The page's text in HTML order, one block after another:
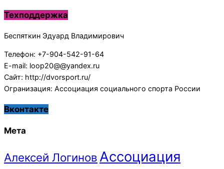
Техподдержка
Беспяткин Эдуард Владимирович
Телефон: +7-904-542-91-64
E-mail: loop20@@yandex.ru
Сайт: http://dvorsport.ru/
Огранизация: Ассоциация социального спорта России
Вконтакте
Мета
Алексей Логинов Ассоциация